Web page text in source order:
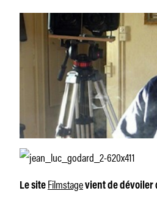
Le site Filmstagevient de dévoiler